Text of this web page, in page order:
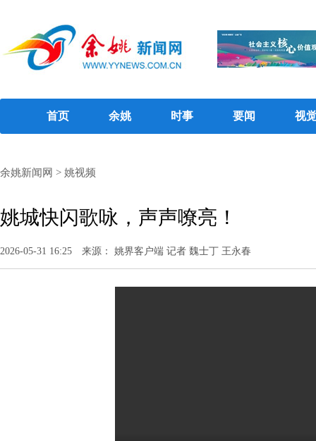
首页 余姚 时事 要闻 视
余姚新闻网 > 姚视频
姚城快闪歌咏，声声嘹亮！
2026-05-31 16:25 来源： 姚界客户端 记者 魏士丁 王永春